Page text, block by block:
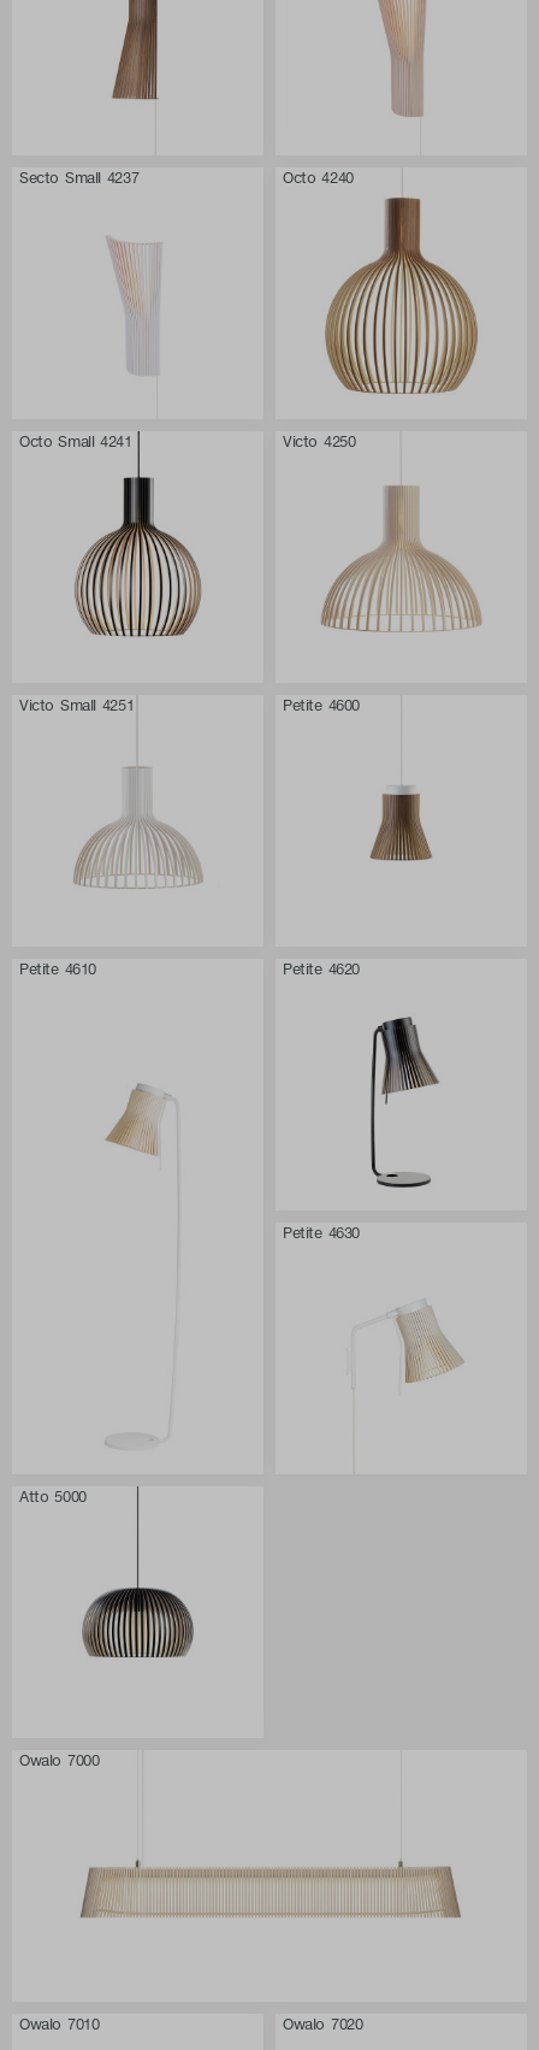
Secto Small 4237 Octo 4240
Octo Small 4241 Victo 4250
Victo Small 4251 Petite 4600
Petite 4610 Petite 4620
Petite 4630
Atto 5000
Owalo 7000
Owalo 7010 Owalo 7020